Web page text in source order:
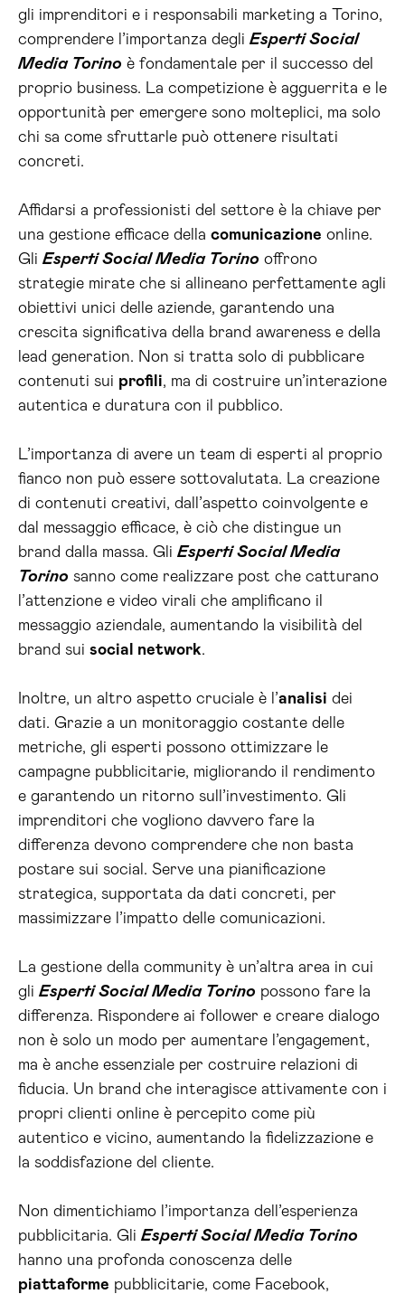
gli imprenditori e i responsabili marketing a Torino,
comprendere l’importanza degli Esperti Social
Media Torino è fondamentale per il successo del
proprio business. La competizione è agguerrita e le
opportunità per emergere sono molteplici, ma solo
chi sa come sfruttarle può ottenere risultati
concreti.
Affidarsi a professionisti del settore è la chiave per
una gestione efficace della comunicazione online.
Gli Esperti Social Media Torino offrono
strategie mirate che si allineano perfettamente agli
obiettivi unici delle aziende, garantendo una
crescita significativa della brand awareness e della
lead generation. Non si tratta solo di pubblicare
contenuti sui profili, ma di costruire un’interazione
autentica e duratura con il pubblico.
L’importanza di avere un team di esperti al proprio
fianco non può essere sottovalutata. La creazione
di contenuti creativi, dall’aspetto coinvolgente e
dal messaggio efficace, è ciò che distingue un
brand dalla massa. Gli Esperti Social Media
Torino sanno come realizzare post che catturano
l’attenzione e video virali che amplificano il
messaggio aziendale, aumentando la visibilità del
brand sui social network.
Inoltre, un altro aspetto cruciale è l’analisi dei
dati. Grazie a un monitoraggio costante delle
metriche, gli esperti possono ottimizzare le
campagne pubblicitarie, migliorando il rendimento
e garantendo un ritorno sull’investimento. Gli
imprenditori che vogliono davvero fare la
differenza devono comprendere che non basta
postare sui social. Serve una pianificazione
strategica, supportata da dati concreti, per
massimizzare l’impatto delle comunicazioni.
La gestione della community è un’altra area in cui
gli Esperti Social Media Torino possono fare la
differenza. Rispondere ai follower e creare dialogo
non è solo un modo per aumentare l’engagement,
ma è anche essenziale per costruire relazioni di
fiducia. Un brand che interagisce attivamente con i
propri clienti online è percepito come più
autentico e vicino, aumentando la fidelizzazione e
la soddisfazione del cliente.
Non dimentichiamo l’importanza dell’esperienza
pubblicitaria. Gli Esperti Social Media Torino
hanno una profonda conoscenza delle
piattaforme pubblicitarie, come Facebook,